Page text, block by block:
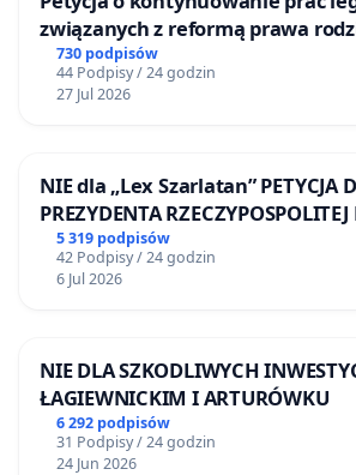
związanych z reformą prawa
730 podpisów
44 Podpisy / 24 godzin
27 Jul 2026
NIE dla „Lex Szarlatan” PETYCJA
PREZYDENTA RZECZYPOSPOLITEJ
5 319 podpisów
42 Podpisy / 24 godzin
6 Jul 2026
NIE DLA SZKODLIWYCH
ŁAGIEWNICKIM I ARTURÓWKU
6 292 podpisów
31 Podpisy / 24 godzin
24 Jun 2026